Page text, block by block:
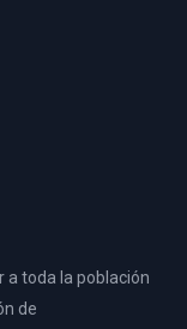
a toda la población
de